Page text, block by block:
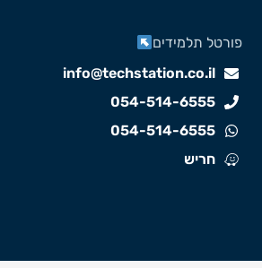
info@techstation.co.il
054-514-6555
054-514-6555
חריש
תלמידים